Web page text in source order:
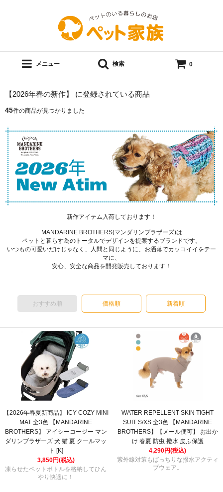
メニュー 検索 0
【2026年春の新作】 に登録されている商品
45件の商品が見つかりました
新作アイテム入荷しております！
MANDARINE BROTHERS(マンダリンブラザーズ)は
ペットと暮らす為のトータルでデザインを提案するブランドです。
いつもの可愛いだけじゃなく、人間と同じように、お洒落でカッコイイをテー
マに、
安心、安全な商品を開発販売しております！
おすすめ順 価格順 新着順
【2026年春夏新商品】 ICY COZY MINI
MAT 全3色 【MANDARINE
BROTHERS】 アイシーコージー マン
ダリンブラザーズ 犬 猫 夏 クールマッ
ト [K]
3,850円(税込)
凍らせたペットボトルを格納してひん
やり快適に！
WATER REPELLENT SKIN TIGHT
SUIT S/XS 全3色 【MANDARINE
BROTHERS】【メール便可】 お出か
け 春夏 防虫 撥水 皮ふ保護
4,290円(税込)
紫外線対策もばっちりな撥水アクティ
ブウェア。